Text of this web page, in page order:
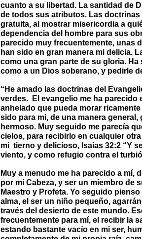
cuanto a su libertad. La santidad de
de todos sus atributos. Las
gratuita, al mostrar misericordia a
dependencia del hombre para sus
parecido muy frecuentemente, unas
han sido en gran manera mi delicia.
como una gran parte de su gloria.
como a un Dios soberano, y pedirle
“He amado las doctrinas del
verdes. El evangelio me ha parecido
anhelado que pueda morar
sido para mi, de una manera
hermoso. Muy seguido me parecía
cielos, para recibirlo en cualquier
mí tierno y delicioso, Isaías 32:2 “Y
viento, y como refugio contra el
Muy a menudo me ha parecido a mí,
por mi Cabeza, y ser un miembro de
Maestro y Profeta. Yo seguido
alma, el ser un niño pequeño,
través del desierto de este mundo.
frecuentemente para mí, el recibir la
estando bastante vacío en mi ser,